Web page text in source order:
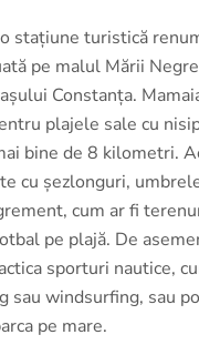
stațiune turistică
pe malul Mării
Constanța.
plajele sale cu
bine de 8 kilometri.
cu șezlonguri,
cum ar fi
pe plajă. De
sporturi nautice,
sau windsurfing, sau
pe mare.